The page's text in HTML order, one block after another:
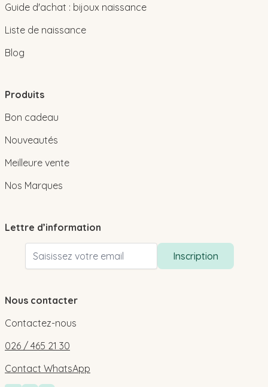
Guide d'achat : bijoux naissance
Liste de naissance
Blog
Produits
Bon cadeau
Nouveautés
Meilleure vente
Nos Marques
Lettre d’information
Adresse email
Inscription
Nous contacter
Contactez-nous
026 / 465 21 30
Contact WhatsApp